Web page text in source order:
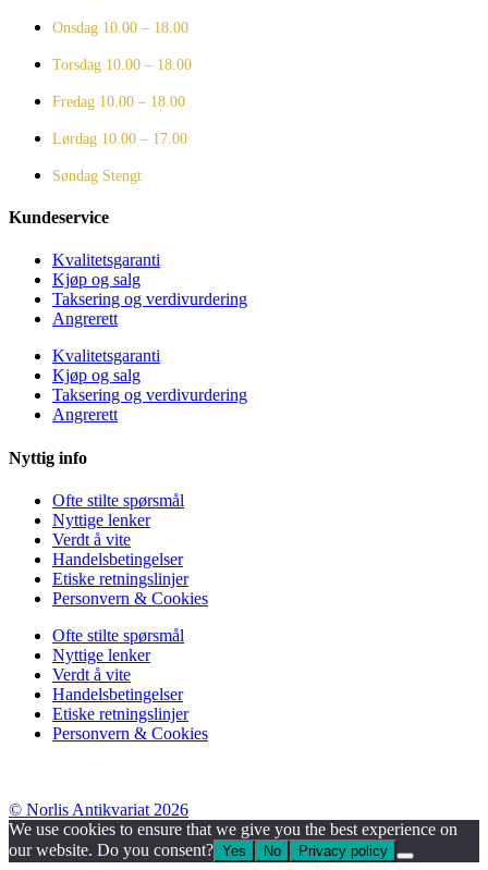
Onsdag 10.00 – 18.00
Torsdag 10.00 – 18.00
Fredag 10.00 – 18.00
Lørdag 10.00 – 17.00
Søndag Stengt
Kundeservice
Kvalitetsgaranti
Kjøp og salg
Taksering og verdivurdering
Angrerett
Kvalitetsgaranti
Kjøp og salg
Taksering og verdivurdering
Angrerett
Nyttig info
Ofte stilte spørsmål
Nyttige lenker
Verdt å vite
Handelsbetingelser
Etiske retningslinjer
Personvern & Cookies
Ofte stilte spørsmål
Nyttige lenker
Verdt å vite
Handelsbetingelser
Etiske retningslinjer
Personvern & Cookies
© Norlis Antikvariat 2026
We use cookies to ensure that we give you the best experience on
our website. Do you consent? Yes No Privacy policy